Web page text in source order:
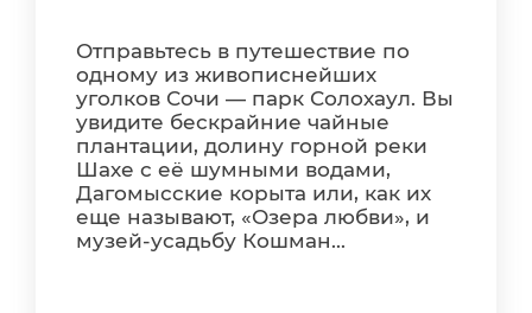
Отправьтесь в путешествие по
одному из живописнейших
уголков Сочи — парк Солохаул. Вы
увидите бескрайние чайные
плантации, долину горной реки
Шахе с её шумными водами,
Дагомысские корыта или, как их
еще называют, «Озера любви», и
музей-усадьбу Кошман...